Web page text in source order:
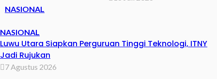
NASIONAL
NASIONAL
Luwu Utara Siapkan Perguruan Tinggi Teknologi, ITNY
Jadi Rujukan
7 Agustus 2026